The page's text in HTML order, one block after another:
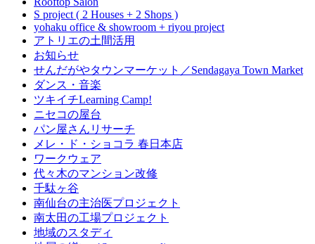
S project ( 2 Houses + 2 Shops )
yohaku office & showroom + riyou project
アトリエの土間活用
お知らせ
せんだがやタウンマーケット／Sendagaya Town Market
ダンス・音楽
ツキイチLearning Camp!
ニセコの屋台
パン屋さんリサーチ
メレ・ド・ショコラ 春日本店
ワークウェア
代々木のマンション改修
千駄ヶ谷
南仙台の主治医プロジェクト
南太田の工場プロジェクト
地域のスタディ